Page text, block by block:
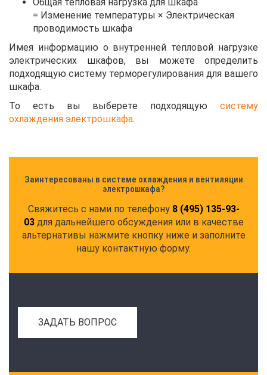
= Изменение температуры × Электрическая
проводимость шкафа
Имея информацию о внутренней тепловой нагрузке
электрических шкафов, вы можете определить
подходящую систему терморегулирования для вашего
шкафа.
То есть вы выберете подходящую систему
охлаждения электрошкафа.
Заинтересованы в системе охлаждения и вентиляции
электрошкафа?
Свяжитесь с нами по телефону 8 (495) 135-93-
03для дальнейшего обсуждения или в качестве
альтернативы нажмите кнопку ниже и заполните
нашу контактную форму.
ЗАДАТЬ ВОПРОС